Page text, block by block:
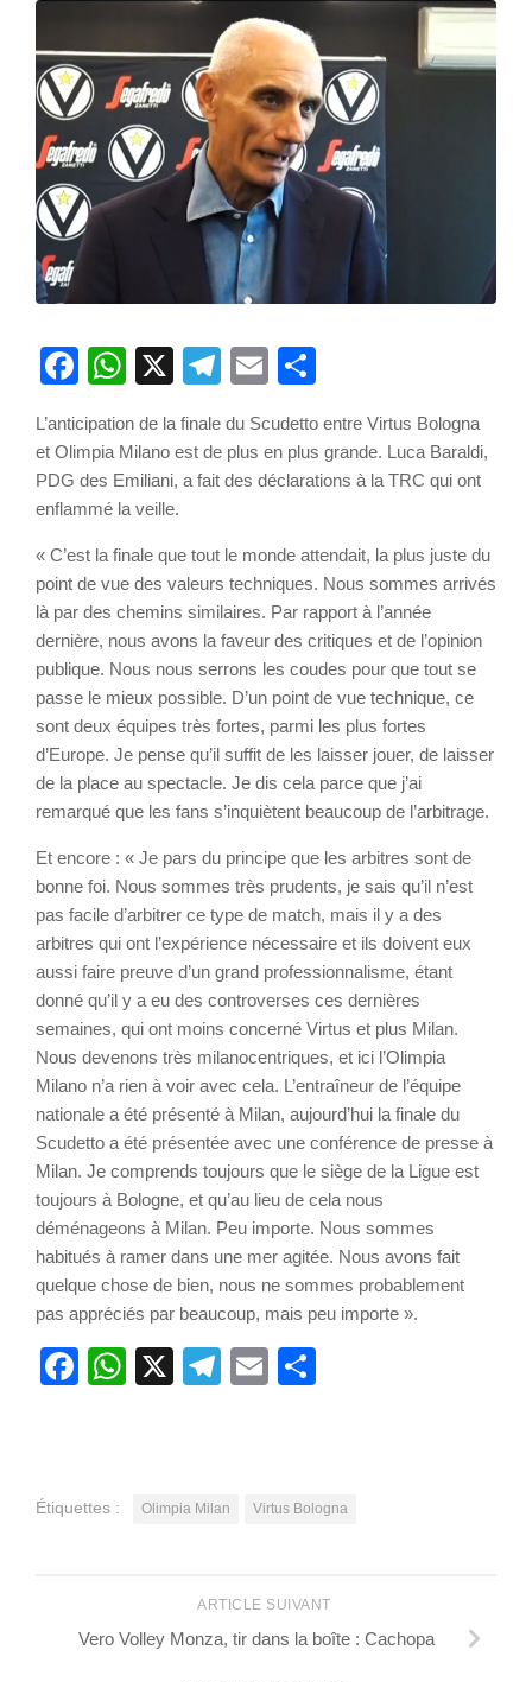
Facebook
WhatsApp
X Telegram
Email
L’anticipation de la finale du Scudetto entre Virtus Bologna
et Olimpia Milano est de plus en plus grande. Luca Baraldi,
PDG des Emiliani, a fait des déclarations à la TRC qui ont
enflammé la veille.
« C’est la finale que tout le monde attendait, la plus juste du
point de vue des valeurs techniques. Nous sommes arrivés
là par des chemins similaires. Par rapport à l’année
dernière, nous avons la faveur des critiques et de l’opinion
publique. Nous nous serrons les coudes pour que tout se
passe le mieux possible. D’un point de vue technique, ce
sont deux équipes très fortes, parmi les plus fortes
d’Europe. Je pense qu’il suffit de les laisser jouer, de laisser
de la place au spectacle. Je dis cela parce que j’ai
remarqué que les fans s’inquiètent beaucoup de l’arbitrage.
Et encore : « Je pars du principe que les arbitres sont de
bonne foi. Nous sommes très prudents, je sais qu’il n’est
pas facile d’arbitrer ce type de match, mais il y a des
arbitres qui ont l’expérience nécessaire et ils doivent eux
aussi faire preuve d’un grand professionnalisme, étant
donné qu’il y a eu des controverses ces dernières
semaines, qui ont moins concerné Virtus et plus Milan.
Nous devenons très milanocentriques, et ici l’Olimpia
Milano n’a rien à voir avec cela. L’entraîneur de l’équipe
nationale a été présenté à Milan, aujourd’hui la finale du
Scudetto a été présentée avec une conférence de presse à
Milan. Je comprends toujours que le siège de la Ligue est
toujours à Bologne, et qu’au lieu de cela nous
déménageons à Milan. Peu importe. Nous sommes
habitués à ramer dans une mer agitée. Nous avons fait
quelque chose de bien, nous ne sommes probablement
pas appréciés par beaucoup, mais peu importe ».
Facebook
WhatsApp
X Telegram
Email
Étiquettes : Olimpia Milan Virtus Bologna
ARTICLE SUIVANT
Vero Volley Monza, tir dans la boîte : Cachopa